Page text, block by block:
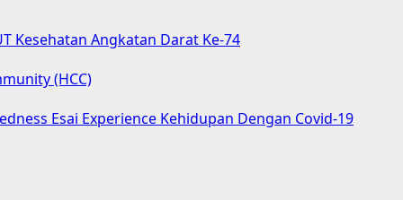
Kesehatan Angkatan Darat Ke-74
(HCC)
Esai Experience Kehidupan Dengan Covid-19